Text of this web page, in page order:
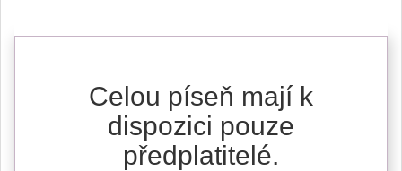
Celou píseň mají k
dispozici pouze
předplatitelé.